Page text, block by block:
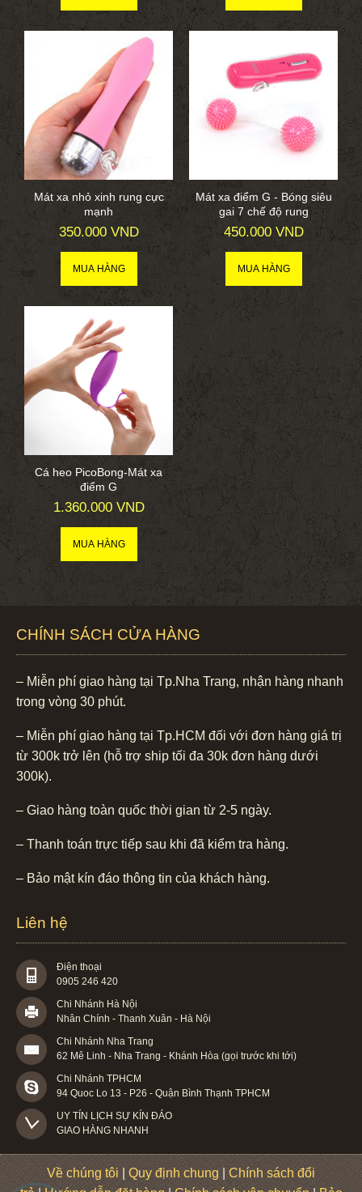
Mát xa nhỏ xinh rung cực
mạnh
350.000 VND
Mát xa điểm G - Bóng siêu
gai 7 chế độ rung
450.000 VND
Cá heo PicoBong-Mát xa
điểm G
1.360.000 VND
CHÍNH SÁCH CỬA HÀNG
– Miễn phí giao hàng tại Tp.Nha Trang, nhận hàng nhanh
trong vòng 30 phút.
– Miễn phí giao hàng tại Tp.HCM đối với đơn hàng giá trị
từ 300k trở lên (hỗ trợ ship tối đa 30k đơn hàng dưới
300k).
– Giao hàng toàn quốc thời gian từ 2-5 ngày.
– Thanh toán trực tiếp sau khi đã kiểm tra hàng.
– Bảo mật kín đáo thông tin của khách hàng.
Liên hệ
Điện thoại
0905 246 420
Chi Nhánh Hà Nội
Nhân Chính - Thanh Xuân - Hà Nội
Chi Nhánh Nha Trang
62 Mê Linh - Nha Trang - Khánh Hòa (gọi trước khi tới)
Chi Nhánh TPHCM
94 Quoc Lo 13 - P26 - Quận Bình Thạnh TPHCM
UY TÍN LỊCH SỰ KÍN ĐÁO
GIAO HÀNG NHANH
Về chúng tôi|Quy định chung|Chính sách đổi